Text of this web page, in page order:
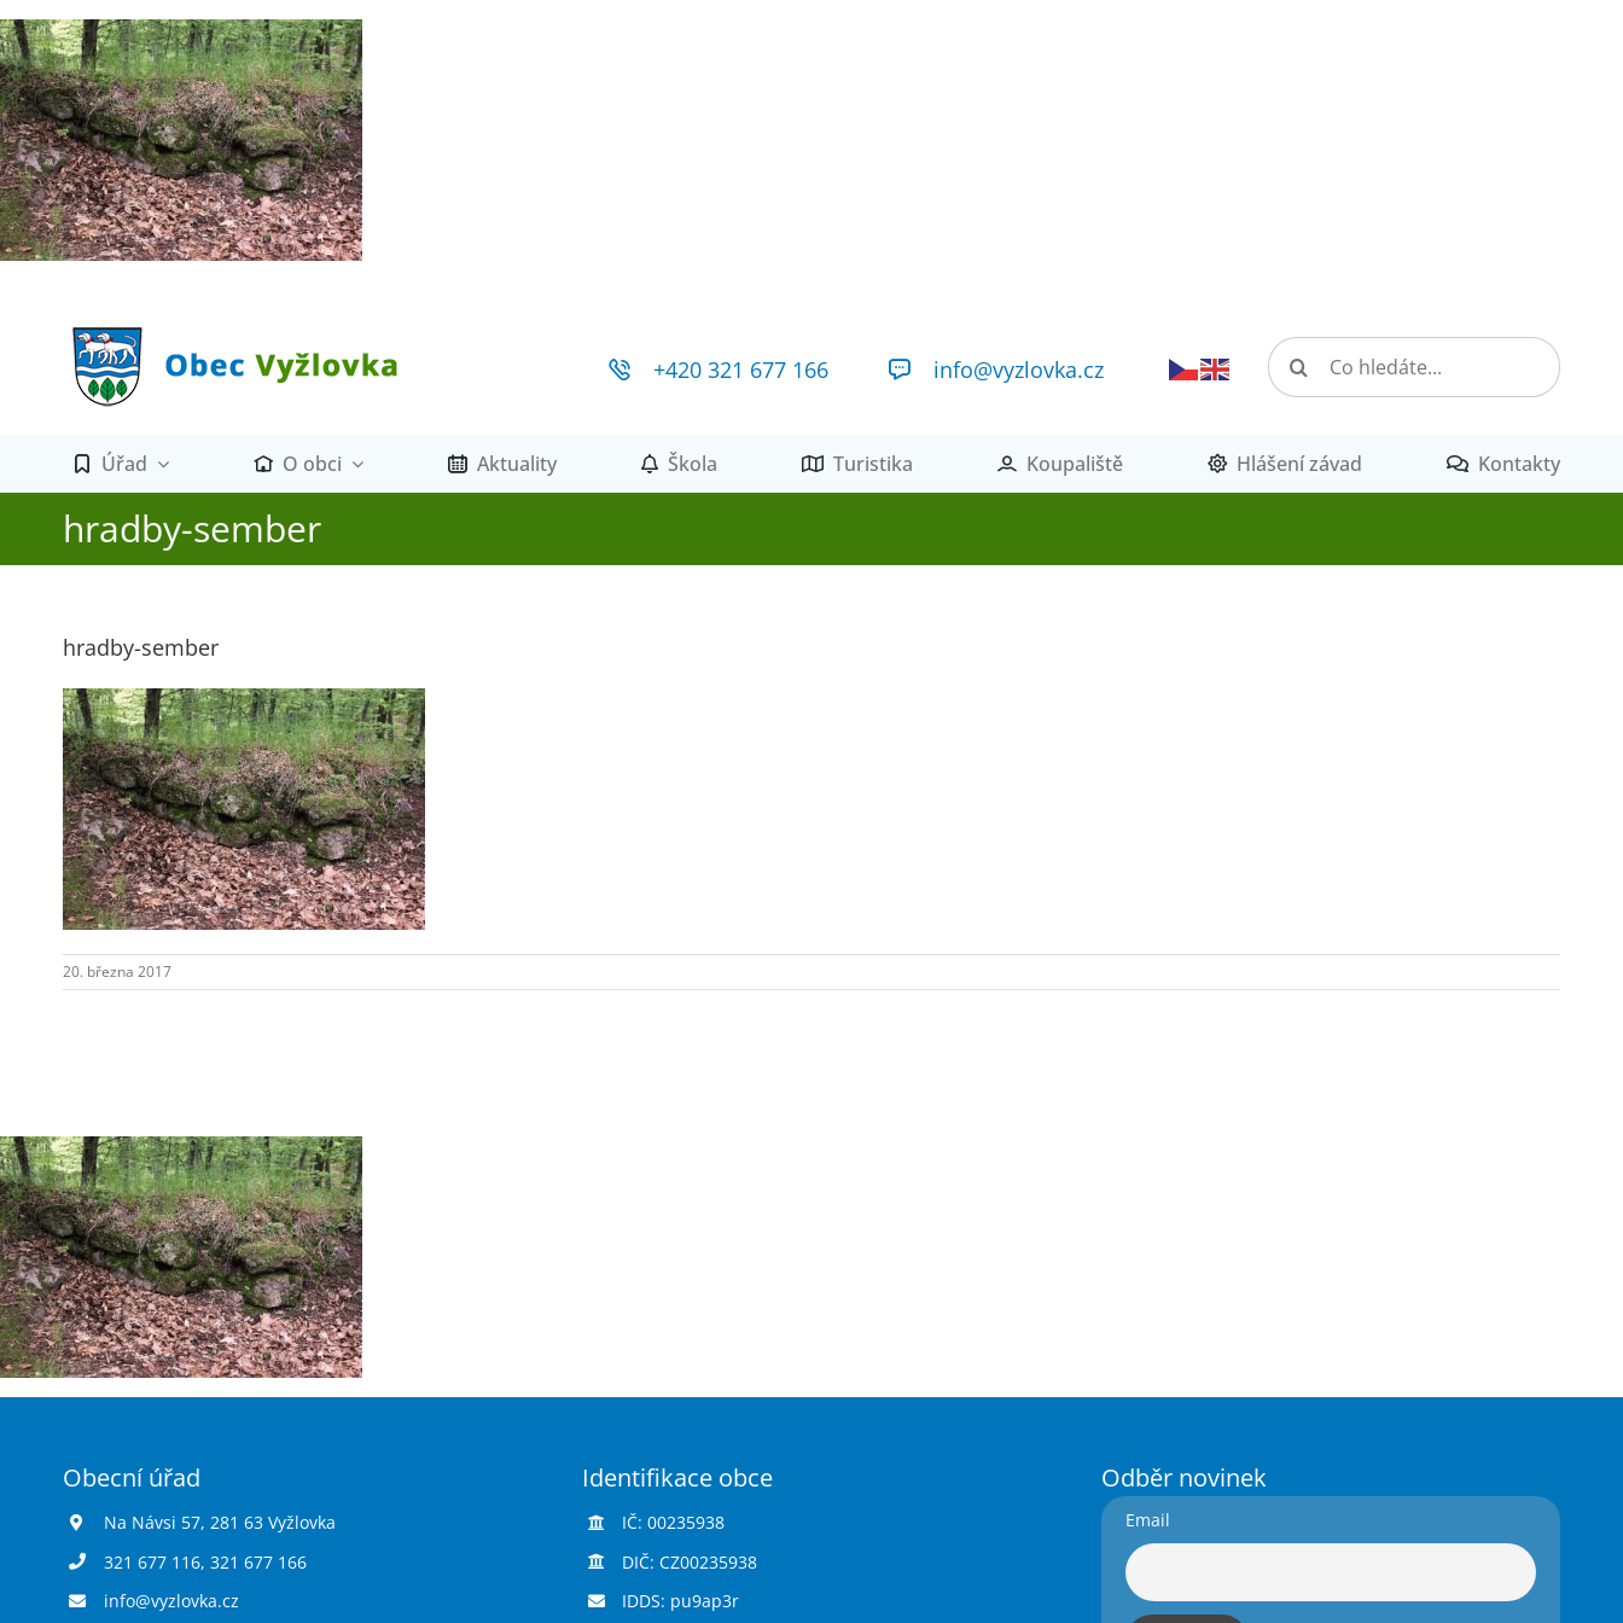
Přeskočit
na
obsah
+420 321 677 166 info@vyzlovka.cz
Hledat:
Úřad O obci Aktuality Škola Turistika Koupaliště Hlášení závad Kontakty
hradby-sember
hradby-sember
20. března 2017
Obecní úřad
Na Návsi 57, 281 63 Vyžlovka
321 677 116, 321 677 166
info@vyzlovka.cz
Identifikace obce
IČ: 00235938
DIČ: CZ00235938
IDDS: pu9ap3r
Odběr novinek
Email